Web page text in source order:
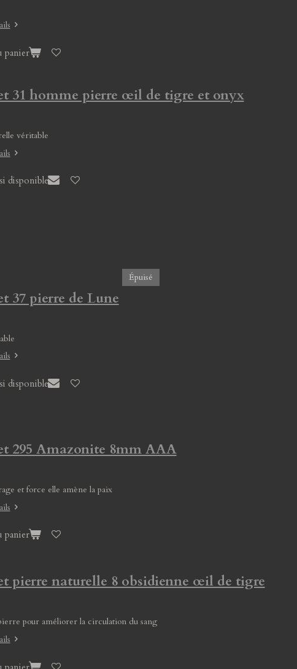
panier
31 homme pierre œil de tigre et onyx
véritable
disponible
Épuisé
37 pierre de Lune
disponible
295 Amazonite 8mm AAA
et force elle amène la paix
panier
pierre naturelle 8 obsidienne œil de tigre
pour améliorer la circulation du sang